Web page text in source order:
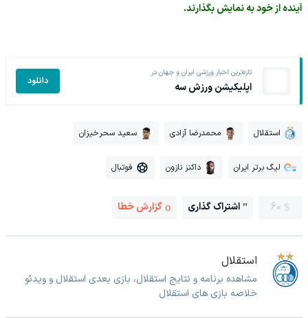
آینده از خود به نمایش بگذارند.
تازه‌ترین اخبار ورزشی ایران و جهان در
اپلیکیشن ورزش سه دانلود
استقلال محمدرضا آزادی سعید سحرخیزان
لیگ برتر ایران داکنز نازون فوتبال
60 اشتراک گذاری گزارش خطا
استقلال
مشاهده برنامه و نتایج استقلال، بازی بعدی استقلال و ویدئو
خلاصه بازی های استقلال